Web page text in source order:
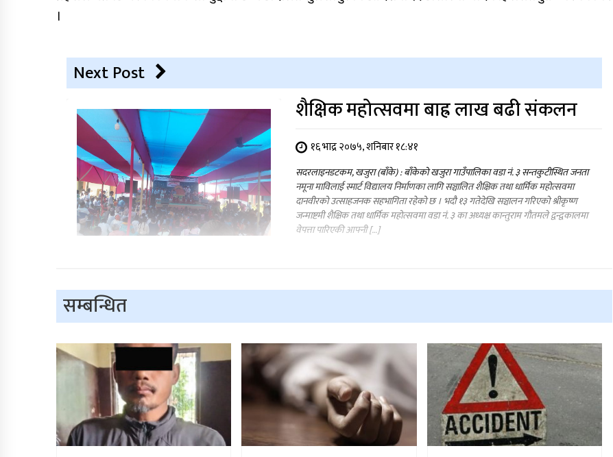
।
Next Post
शैक्षिक महोत्सवमा बाह्र लाख बढी संकलन
१६ भाद्र २०७५, शनिबार १८:४१
सदरलाइनडटकम, खजुरा (बाँके) : बाँकेको खजुरा गाउँपालिका वडा नं. ३ सन्तकुटीस्थित जनता
नमूना माविलाई स्मार्ट विद्यालय निर्माणका लागि सञ्चालित शैक्षिक तथा धार्मिक महोत्सवमा
दानवीरको उत्साहजनक सहभागिता रहेको छ । भदौ १३ गतेदेखि सञ्चालन गरिएको श्रीकृष्ण
जन्माष्टमी शैक्षिक तथा धार्मिक महोत्सवमा वडा नं. ३ का अध्यक्ष कान्तुराम गौतमले द्वन्द्वकालमा
वेपत्ता पारिएकी आफ्नी […]
सम्बन्धित